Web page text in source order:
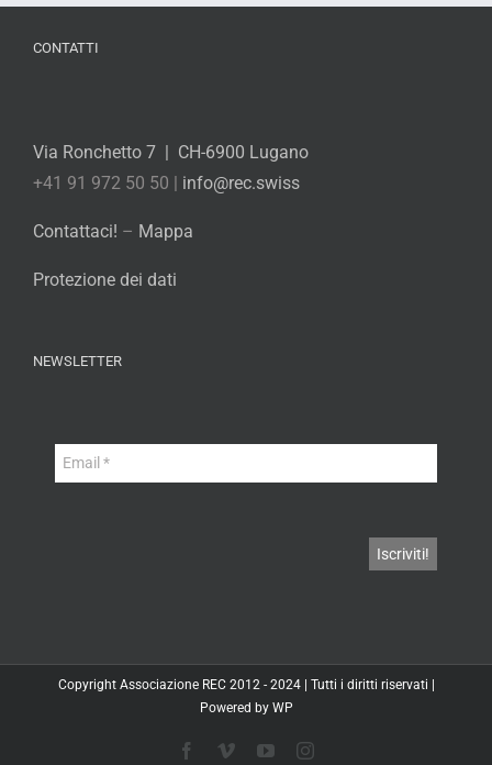
CONTATTI
Via Ronchetto 7 | CH-6900 Lugano
+41 91 972 50 50 | info@rec.swiss
Contattaci! – Mappa
Protezione dei dati
NEWSLETTER
Copyright Associazione REC2012 - 2024 | Tutti i diritti riservati |
Powered by WP
Facebook
VimeoYouTubeInstagram